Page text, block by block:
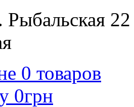
Рыбальская 22
0 товаров
0грн